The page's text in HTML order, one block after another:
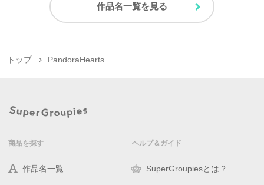
作品名一覧を見る
トップ PandoraHearts
商品を探す
作品名一覧
ヘルプ＆ガイド
SuperGroupiesとは？